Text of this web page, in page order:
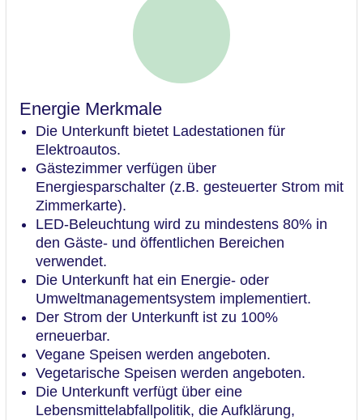
Energie Merkmale
Die Unterkunft bietet Ladestationen für
Elektroautos.
Gästezimmer verfügen über
Energiesparschalter (z.B. gesteuerter Strom mit
Zimmerkarte).
LED-Beleuchtung wird zu mindestens 80% in
den Gäste- und öffentlichen Bereichen
verwendet.
Die Unterkunft hat ein Energie- oder
Umweltmanagementsystem implementiert.
Der Strom der Unterkunft ist zu 100%
erneuerbar.
Vegane Speisen werden angeboten.
Vegetarische Speisen werden angeboten.
Die Unterkunft verfügt über eine
Lebensmittelabfallpolitik, die Aufklärung,